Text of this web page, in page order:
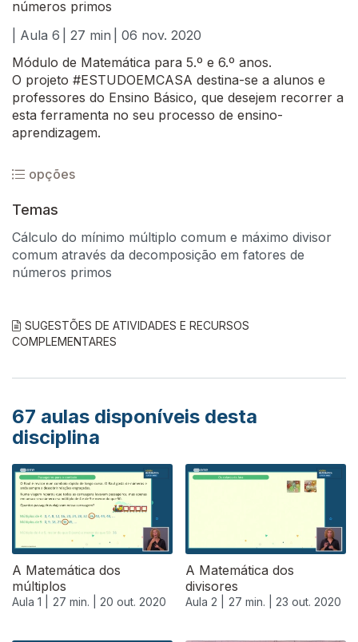
números primos
| Aula 6
| 27 min
| 06 nov. 2020
Módulo de Matemática para 5.º e 6.º anos.
O projeto #ESTUDOEMCASA destina-se a alunos e
professores do Ensino Básico, que desejem recorrer a
esta ferramenta no seu processo de ensino-
aprendizagem.
opções
Temas
Cálculo do mínimo múltiplo comum e máximo divisor
comum através da decomposição em fatores de
números primos
SUGESTÕES DE ATIVIDADES E RECURSOS
COMPLEMENTARES
67 aulas disponíveis desta
disciplina
A Matemática dos
múltiplos
Aula 1 | 27 min. | 20 out. 2020
A Matemática dos
divisores
Aula 2 | 27 min. | 23 out. 2020